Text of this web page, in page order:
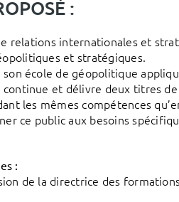
:
relations internationales et
et stratégiques.
école de géopolitique
et délivre deux titres
les mêmes compétences
ce public aux besoins
:
de la directrice des